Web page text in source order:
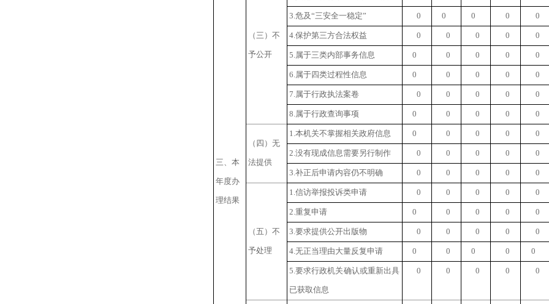
三、本
年度办
理结果
（三）不
予公开
3.危及“三安全一稳定” 0 0 0 0 0
4.保护第三方合法权益 0 0 0 0 0
5.属于三类内部事务信息 0 0 0 0 0
6.属于四类过程性信息 0 0 0 0 0
7.属于行政执法案卷 0 0 0 0 0
8.属于行政查询事项 0 0 0 0 0
（四）无
法提供
1.本机关不掌握相关政府信息 0 0 0 0 0
2.没有现成信息需要另行制作 0 0 0 0 0
3.补正后申请内容仍不明确 0 0 0 0 0
（五）不
予处理
1.信访举报投诉类申请 0 0 0 0 0
2.重复申请 0 0 0 0 0
3.要求提供公开出版物 0 0 0 0 0
4.无正当理由大量反复申请 0 0 0 0 0
5.要求行政机关确认或重新出具
已获取信息
0 0 0 0 0